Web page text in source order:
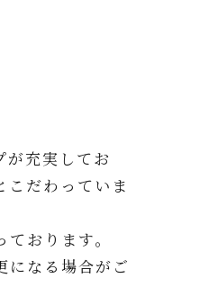
が充実してお
こだわっていま
おります。
なる場合がご